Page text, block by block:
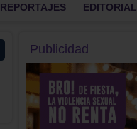
REPORTAJES EDITORIAL
Publicidad